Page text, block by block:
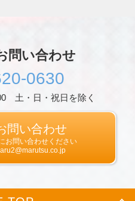
職業，年齢，ユーザーのIPア
指します。
シー情報の収集方法）
ーが利用登録をする際に氏名，
，電話番号，メールアドレス，
クレジットカード番号，運転免
人情報をお尋ねすることがあ
問い合わせ
0630
土・日・祝日を除く
問い合わせ
お問い合わせください